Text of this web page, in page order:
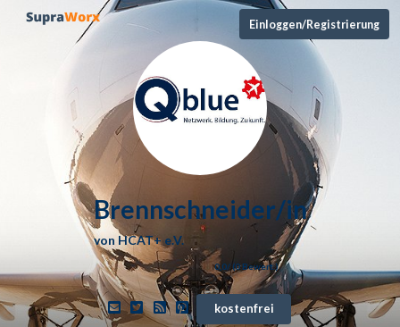
Einloggen/Registrierung
Brennschneider/in
von HCAT+ e.V.
0,0/ (0 Bewert.)
kostenfrei